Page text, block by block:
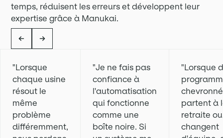
temps, réduisent les erreurs et développent leur
expertise grâce à Manukai.
"Lorsque
chaque usine
résout le
même
problème
différemment,
"Je ne fais pas
confiance à
l'automatisation
qui fonctionne
comme une
boîte noire. Si
"Lorsque
partent à
retraite ou
changent